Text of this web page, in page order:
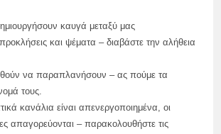
καυγά μεταξύ μας
και ψέματα – διαβάστε την αλήθεια
να παραπλανήσουν – ας πούμε τα
τους.
κανάλια είναι απενεργοποιημένα, οι
απαγορεύονται – παρακολουθήστε τις